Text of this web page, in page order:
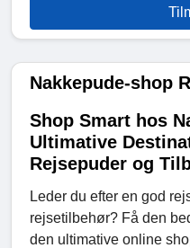
Nakkepude-shop
Shop Smart hos
Ultimative
Rejsepuder og
Leder du efter en god
rejsetilbehør? Få den
den ultimative online